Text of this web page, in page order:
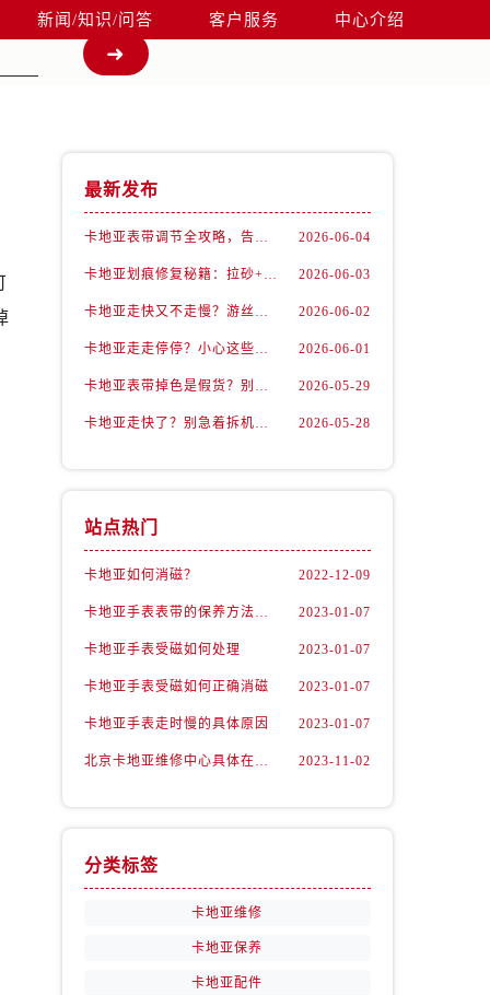
新闻/知识/问答 客户服务 中心介绍
最新发布
卡地亚表带调节全攻略，告别过短烦恼 2026-06-04
卡地亚划痕修复秘籍：拉砂+抛光双工艺还原如新 2026-06-03
卡地亚走快又不走慢？游丝问题你了解多少？ 2026-06-02
卡地亚走走停停？小心这些隐藏杀手 2026-06-01
卡地亚表带掉色是假货？别急，可能是这些日常习惯惹的祸 2026-05-29
卡地亚走快了？别急着拆机，先做这一步 2026-05-28
站点热门
卡地亚如何消磁？ 2022-12-09
卡地亚手表表带的保养方法有哪些？ 2023-01-07
卡地亚手表受磁如何处理 2023-01-07
卡地亚手表受磁如何正确消磁 2023-01-07
卡地亚手表走时慢的具体原因 2023-01-07
北京卡地亚维修中心具体在哪里？ 2023-11-02
分类标签
卡地亚维修
卡地亚保养
卡地亚配件